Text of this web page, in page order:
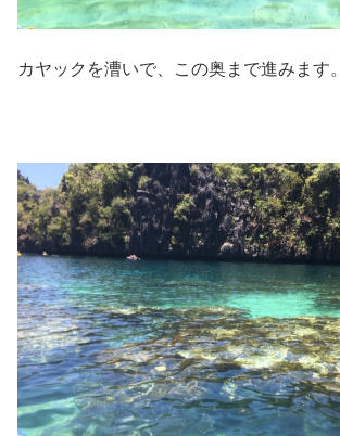
カヤックを漕いで、この奥まで進みます。